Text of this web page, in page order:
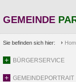
GEMEINDE
Sie befinden sich hier:
BÜRGERSERVICE
GEMEINDEPORTRAIT